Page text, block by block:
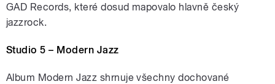
GAD Records, které dosud mapovalo hlavně český
jazzrock.
Studio 5 – Modern Jazz
Album Modern Jazz shrnuje všechny dochované